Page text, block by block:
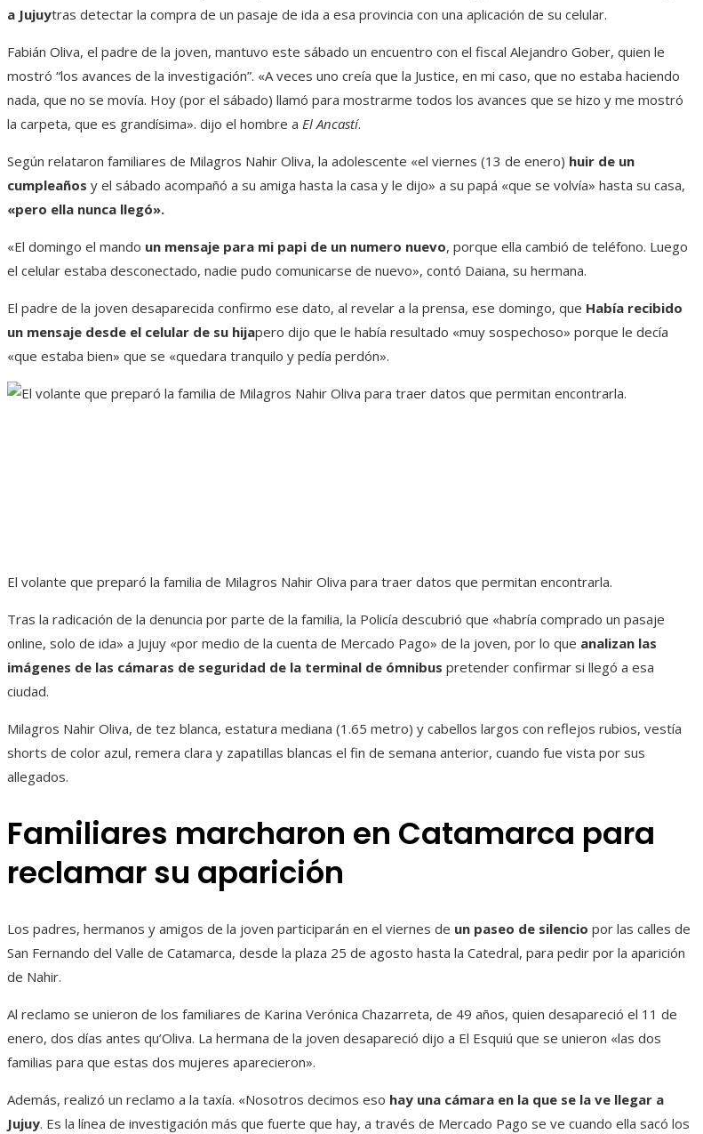
a Jujuytras detectar la compra de un pasaje de ida a esa provincia con una aplicación de su celular.
Fabián Oliva, el padre de la joven, mantuvo este sábado un encuentro con el fiscal Alejandro Gober, quien le
mostró “los avances de la investigación”. «A veces uno creía que la Justice, en mi caso, que no estaba haciendo
nada, que no se movía. Hoy (por el sábado) llamó para mostrarme todos los avances que se hizo y me mostró
la carpeta, que es grandísima». dijo el hombre a El Ancastí.
Según relataron familiares de Milagros Nahir Oliva, la adolescente «el viernes (13 de enero) huir de un
cumpleaños y el sábado acompañó a su amiga hasta la casa y le dijo» a su papá «que se volvía» hasta su casa,
«pero ella nunca llegó».
«El domingo el mando un mensaje para mi papi de un numero nuevo, porque ella cambió de teléfono. Luego
el celular estaba desconectado, nadie pudo comunicarse de nuevo», contó Daiana, su hermana.
El padre de la joven desaparecida confirmo ese dato, al revelar a la prensa, ese domingo, que Había recibido
un mensaje desde el celular de su hijapero dijo que le había resultado «muy sospechoso» porque le decía
«que estaba bien» que se «quedara tranquilo y pedía perdón».
El volante que preparó la familia de Milagros Nahir Oliva para traer datos que permitan encontrarla.
Tras la radicación de la denuncia por parte de la familia, la Policía descubrió que «habría comprado un pasaje
online, solo de ida» a Jujuy «por medio de la cuenta de Mercado Pago» de la joven, por lo que analizan las
imágenes de las cámaras de seguridad de la terminal de ómnibus pretender confirmar si llegó a esa
ciudad.
Milagros Nahir Oliva, de tez blanca, estatura mediana (1.65 metro) y cabellos largos con reflejos rubios, vestía
shorts de color azul, remera clara y zapatillas blancas el fin de semana anterior, cuando fue vista por sus
allegados.
Familiares marcharon en Catamarca para
reclamar su aparición
Los padres, hermanos y amigos de la joven participarán en el viernes de un paseo de silencio por las calles de
San Fernando del Valle de Catamarca, desde la plaza 25 de agosto hasta la Catedral, para pedir por la aparición
de Nahir.
Al reclamo se unieron de los familiares de Karina Verónica Chazarreta, de 49 años, quien desapareció el 11 de
enero, dos días antes qu’Oliva. La hermana de la joven desapareció dijo a El Esquiú que se unieron «las dos
familias para que estas dos mujeres aparecieron».
Además, realizó un reclamo a la taxía. «Nosotros decimos eso hay una cámara en la que se la ve llegar a
Jujuy. Es la línea de investigación más que fuerte que hay, a través de Mercado Pago se ve cuando ella sacó los